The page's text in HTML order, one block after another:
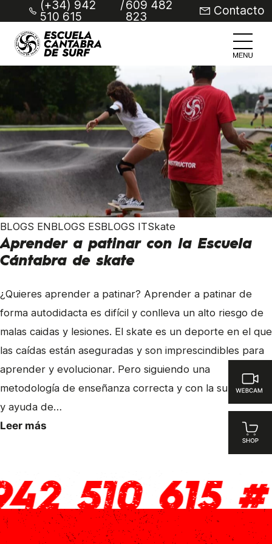
(+34) 942
510 615
/609 482
823 Contacto
BLOGS ENBLOGS ESBLOGS ITSkate
Aprender a patinar con la Escuela
Cántabra de skate
¿Quieres aprender a patinar? Aprender a patinar de
forma autodidacta es difícil y conlleva un alto riesgo de
malas caidas y lesiones. El skate es un deporte en el que
las caídas están aseguradas y son imprescindibles para
aprender y evolucionar. Pero siguiendo una
metodología de enseñanza correcta y con la supervisión
y ayuda de…
Leer más